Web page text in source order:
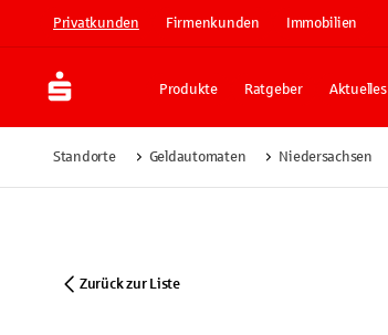
Privatkunden Firmenkunden Immobilien
Produkte Ratgeber Aktuelles
Standorte Geldautomaten Niedersachsen
Zurück zur Liste